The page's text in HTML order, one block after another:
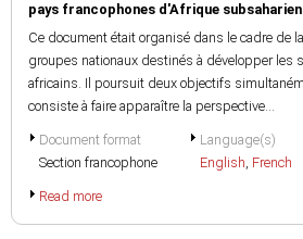
pays francophones d'Afrique
Ce document était organisé dans le cadre de
groupes nationaux destinés à développer les
africains. Il poursuit deux objectifs
consiste à faire apparaître la perspective...
Document format
Section francophone
Language(s)
English, French
Read more